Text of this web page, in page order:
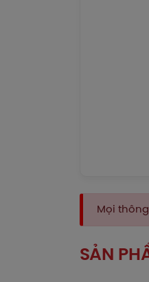
Mọi
SẢN